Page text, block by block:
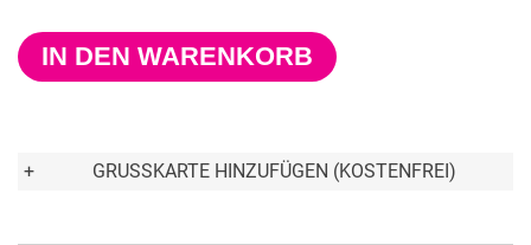
IN DEN WARENKORB
+ GRUSSKARTE HINZUFÜGEN (KOSTENFREI)